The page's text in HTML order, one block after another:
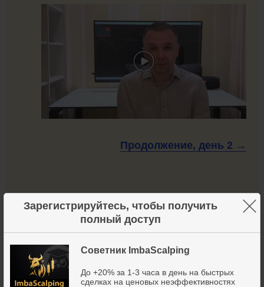
Зарегистрируйтесь, чтобы получить
полный доступ
Советник ImbaScalping
До +20% за 1-3 часа в день на быстрых
сделках на ценовых неэффективностях
×
Продолжение, день 2 →
До +20% к депозиту в день: а так
можно?!